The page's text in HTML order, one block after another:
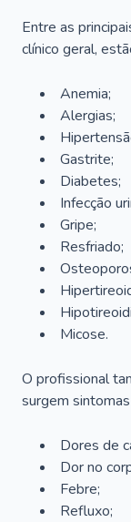
Entre as
clínico geral,
Anemia;
Alergias;
Gastrite;
Diabetes;
Infecção
Gripe;
Resfriado;
Micose.
O profissional
surgem
Dores de
Dor no
Febre;
Refluxo;